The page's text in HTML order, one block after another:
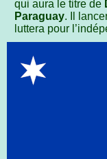
qui aura le titre de
Paraguay. Il
luttera pour